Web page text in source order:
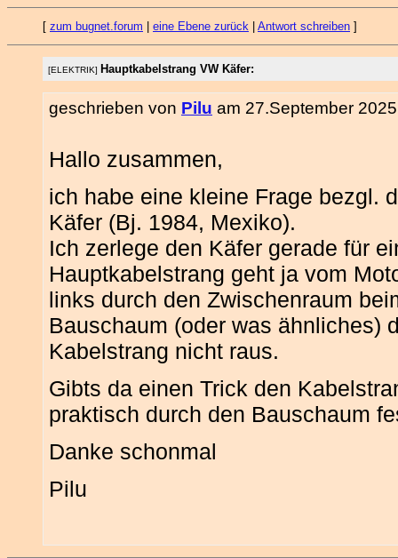
[ zum bugnet.forum eine Ebene zurück Antwort schreiben ]
[ELEKTRIK] Hauptkabelstrang VW Käfer:
geschrieben von Pilu am 27.September
Hallo zusammen,
ich habe eine kleine Frage bezgl.
Käfer (Bj. 1984, Mexiko).
Ich zerlege den Käfer gerade für
Hauptkabelstrang geht ja vom
links durch den Zwischenraum
Bauschaum (oder was ähnliches)
Kabelstrang nicht raus.
Gibts da einen Trick den
praktisch durch den Bauschaum
Danke schonmal
Pilu